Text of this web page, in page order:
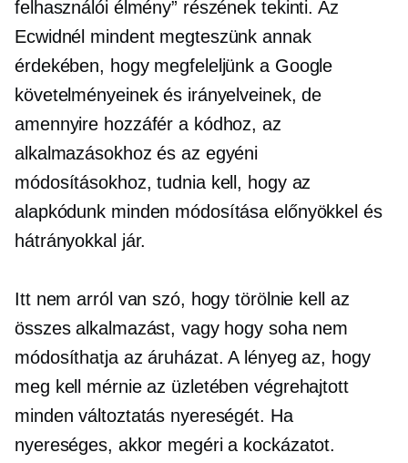
felhasználói élmény” részének tekinti. Az
Ecwidnél mindent megteszünk annak
érdekében, hogy megfeleljünk a Google
követelményeinek és irányelveinek, de
amennyire hozzáfér a kódhoz, az
alkalmazásokhoz és az egyéni
módosításokhoz, tudnia kell, hogy az
alapkódunk minden módosítása előnyökkel és
hátrányokkal jár.
Itt nem arról van szó, hogy törölnie kell az
összes alkalmazást, vagy hogy soha nem
módosíthatja az áruházat. A lényeg az, hogy
meg kell mérnie az üzletében végrehajtott
minden változtatás nyereségét. Ha
nyereséges, akkor megéri a kockázatot.